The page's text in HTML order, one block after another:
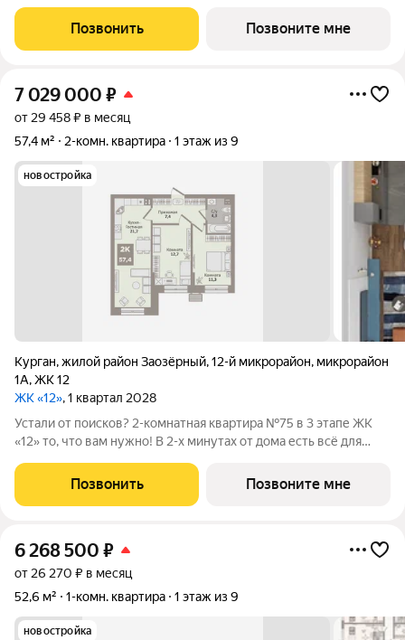
просторная кухня-гостиная (16,9м2), ниша под встроенные
шкафы. В квартире высокие
Позвонить Позвоните мне
7 029 000 ₽
от 29 458 ₽ в месяц
57,4 м²
2-комн. квартира 1 этаж из 9
новостройка
Курган,жилой район Заозёрный,12-й микрорайон, микрорайон
1А,ЖК 12
ЖК «12», 1 квартал 2028
Устали от поисков? 2-комнатная квартира №75 в 3 этапе ЖК
«12» то, что вам нужно! В 2-х минутах от дома есть всё для
выдачи, новый бассейн и Ледовый дворец. Общая площадь
57,4 м включает: -
Позвонить Позвоните мне
6 268 500 ₽
от 26 270 ₽ в месяц
52,6 м²
1-комн. квартира 1 этаж из 9
новостройка